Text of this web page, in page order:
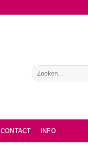
CONTACT INFO